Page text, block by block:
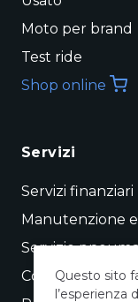
Moto per brand
Test ride
Shop online
Servizi
Servizi finanziari
Manutenzione
Servizio
Conto vendita
Questo sito
l’esperienza